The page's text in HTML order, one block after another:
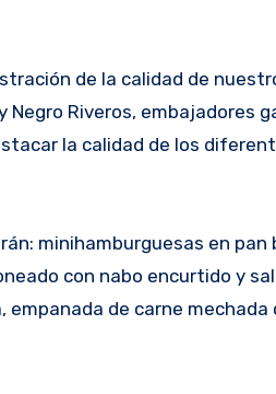
de la calidad de
Riveros, embajadores
la calidad de los
minihamburguesas en
con nabo encurtido y
de carne